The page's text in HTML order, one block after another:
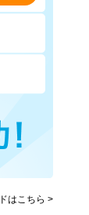
はこちら >